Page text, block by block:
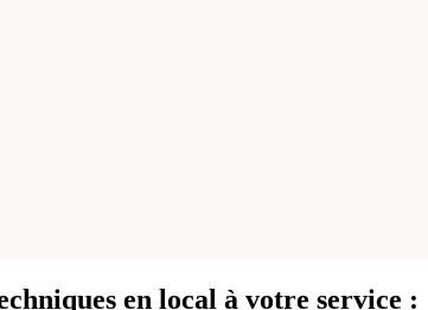
en local à votre service :